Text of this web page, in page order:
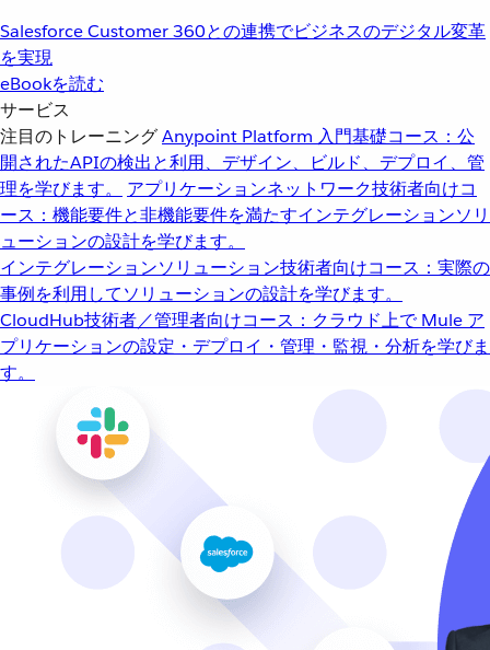
Salesforce Customer 360との連携でビジネスのデジタル変革
を実現
eBookを読む
サービス
注目のトレーニングAnypoint Platform 入門基礎コース：公
開されたAPIの検出と利用、デザイン、ビルド、デプロイ、管
理を学びます。
アプリケーションネットワーク技術者向けコ
ース：機能要件と非機能要件を満たすインテグレーションソリ
ューションの設計を学びます。
インテグレーションソリューション技術者向けコース：実際の
事例を利用してソリューションの設計を学びます。
CloudHub技術者／管理者向けコース：クラウド上で Mule ア
プリケーションの設定・デプロイ・管理・監視・分析を学びま
す。